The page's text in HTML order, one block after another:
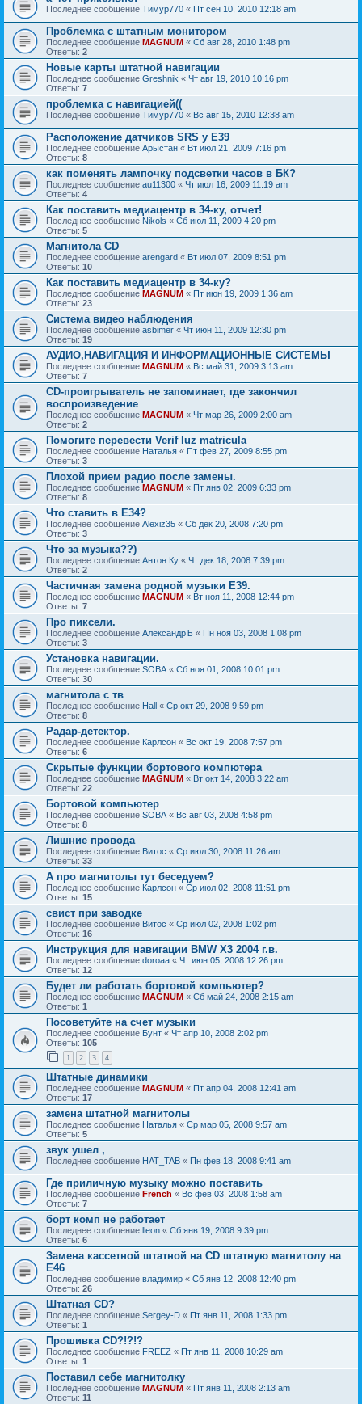
Последнее сообщение Тимур770 « Пт сен 10, 2010 12:18 am
Проблемка с штатным монитором
Последнее сообщение MAGNUM « Сб авг 28, 2010 1:48 pm
Ответы: 2
Новые карты штатной навигации
Последнее сообщение Greshnik « Чт авг 19, 2010 10:16 pm
Ответы: 7
проблемка с навигацией((
Последнее сообщение Тимур770 « Вс авг 15, 2010 12:38 am
Расположение датчиков SRS у E39
Последнее сообщение Арыстан « Вт июл 21, 2009 7:16 pm
Ответы: 8
как поменять лампочку подсветки часов в БК?
Последнее сообщение au11300 « Чт июл 16, 2009 11:19 am
Ответы: 4
Как поставить медиацентр в 34-ку, отчет!
Последнее сообщение Nikols « Сб июл 11, 2009 4:20 pm
Ответы: 5
Магнитола CD
Последнее сообщение arengard « Вт июл 07, 2009 8:51 pm
Ответы: 10
Как поставить медиацентр в 34-ку?
Последнее сообщение MAGNUM « Пт июн 19, 2009 1:36 am
Ответы: 23
Система видео наблюдения
Последнее сообщение asbimer « Чт июн 11, 2009 12:30 pm
Ответы: 19
АУДИО,НАВИГАЦИЯ И ИНФОРМАЦИОННЫЕ СИСТЕМЫ
Последнее сообщение MAGNUM « Вс май 31, 2009 3:13 am
Ответы: 7
CD-проигрыватель не запоминает, где закончил
воспроизведение
Последнее сообщение MAGNUM « Чт мар 26, 2009 2:00 am
Ответы: 2
Помогите перевести Verif luz matricula
Последнее сообщение Наталья « Пт фев 27, 2009 8:55 pm
Ответы: 3
Плохой прием радио после замены.
Последнее сообщение MAGNUM « Пт янв 02, 2009 6:33 pm
Ответы: 8
Что ставить в E34?
Последнее сообщение Alexiz35 « Сб дек 20, 2008 7:20 pm
Ответы: 3
Что за музыка??)
Последнее сообщение Антон Ку « Чт дек 18, 2008 7:39 pm
Ответы: 2
Частичная замена родной музыки Е39.
Последнее сообщение MAGNUM « Вт ноя 11, 2008 12:44 pm
Ответы: 7
Про пиксели.
Последнее сообщение АлександрЪ « Пн ноя 03, 2008 1:08 pm
Ответы: 3
Установка навигации.
Последнее сообщение SOBA « Сб ноя 01, 2008 10:01 pm
Ответы: 30
магнитола с тв
Последнее сообщение Hall « Ср окт 29, 2008 9:59 pm
Ответы: 8
Радар-детектор.
Последнее сообщение Карлсон « Вс окт 19, 2008 7:57 pm
Ответы: 6
Скрытые функции бортового компютера
Последнее сообщение MAGNUM « Вт окт 14, 2008 3:22 am
Ответы: 22
Бортовой компьютер
Последнее сообщение SOBA « Вс авг 03, 2008 4:58 pm
Ответы: 8
Лишние провода
Последнее сообщение Витос « Ср июл 30, 2008 11:26 am
Ответы: 33
А про магнитолы тут беседуем?
Последнее сообщение Карлсон « Ср июл 02, 2008 11:51 pm
Ответы: 15
свист при заводке
Последнее сообщение Витос « Ср июл 02, 2008 1:02 pm
Ответы: 16
Инструкция для навигации BMW X3 2004 г.в.
Последнее сообщение doroaa « Чт июн 05, 2008 12:26 pm
Ответы: 12
Будет ли работать бортовой компьютер?
Последнее сообщение MAGNUM « Сб май 24, 2008 2:15 am
Ответы: 1
Посоветуйте на счет музыки
Последнее сообщение Бунт « Чт апр 10, 2008 2:02 pm
Ответы: 105
1 2 3 4
Штатные динамики
Последнее сообщение MAGNUM « Пт апр 04, 2008 12:41 am
Ответы: 17
замена штатной магнитолы
Последнее сообщение Наталья « Ср мар 05, 2008 9:57 am
Ответы: 5
звук ушел ,
Последнее сообщение НAT_TAB « Пн фев 18, 2008 9:41 am
Где приличную музыку можно поставить
Последнее сообщение French « Вс фев 03, 2008 1:58 am
Ответы: 7
борт комп не работает
Последнее сообщение lleon « Сб янв 19, 2008 9:39 pm
Ответы: 6
Замена кассетной штатной на CD штатную магнитолу на
Е46
Последнее сообщение владимир « Сб янв 12, 2008 12:40 pm
Ответы: 26
Штатная CD?
Последнее сообщение Sergey-D « Пт янв 11, 2008 1:33 pm
Ответы: 1
Прошивка CD?!?!?
Последнее сообщение FREEZ « Пт янв 11, 2008 10:29 am
Ответы: 1
Поставил себе магнитолку
Последнее сообщение MAGNUM « Пт янв 11, 2008 2:13 am
Ответы: 11